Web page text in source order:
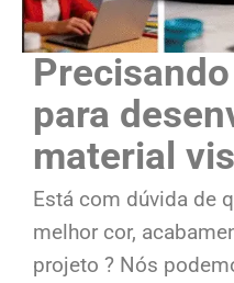
para
material
Está com dúvida de
melhor cor,
projeto ? Nós